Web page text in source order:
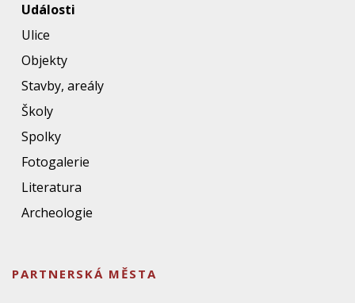
Události
Ulice
Objekty
Stavby, areály
Školy
Spolky
Fotogalerie
Literatura
Archeologie
PARTNERSKÁ MĚSTA